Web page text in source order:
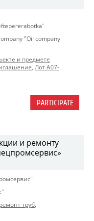
"Oil company
и предмете
, Лот A07-
PARTICIPATE
и ремонту
труб,